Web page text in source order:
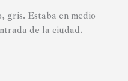
gris. Estaba en medio
de la ciudad.